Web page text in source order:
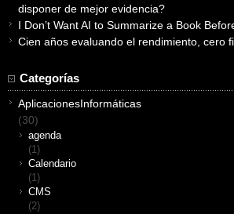
disponer de mejor evidencia?
I Don’t Want AI to Summarize a Book
Cien años evaluando el rendimiento, cero
Categorías
AplicacionesInformáticas
(30)
agenda
(1)
Calendario
(1)
CMS
(2)